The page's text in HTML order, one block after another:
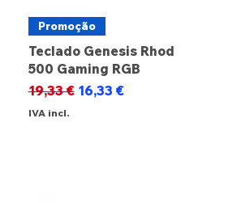
Promoção
Teclado Genesis Rhod
500 Gaming RGB
Preço normal
19,33 € Preço promocional
16,33 €
IVA incl.